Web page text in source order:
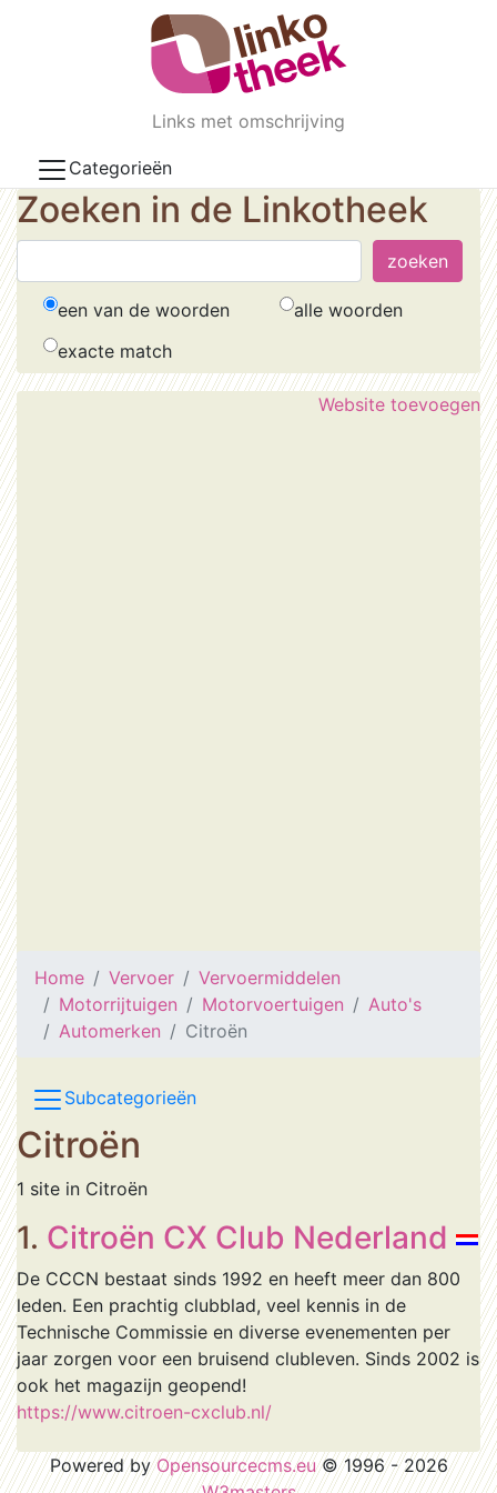
Skip to main content
Links met omschrijving
Categorieën
Zoeken in de Linkotheek
een van de woorden
alle woorden
exacte match
Website toevoegen
Home Vervoer
Vervoermiddelen
Motorrijtuigen
Motorvoertuigen
Auto's
Automerken
Citroën
Subcategorieën
Citroën
1 site in Citroën
1. Citroën CX Club Nederland
De CCCN bestaat sinds 1992 en heeft meer dan 800
leden. Een prachtig clubblad, veel kennis in de
Technische Commissie en diverse evenementen per
jaar zorgen voor een bruisend clubleven. Sinds 2002 is
ook het magazijn geopend!
https://www.citroen-cxclub.nl/
Powered byOpensourcecms.eu© 1996 - 2026